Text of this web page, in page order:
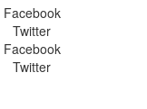
Facebook
Twitter
Facebook
Twitter